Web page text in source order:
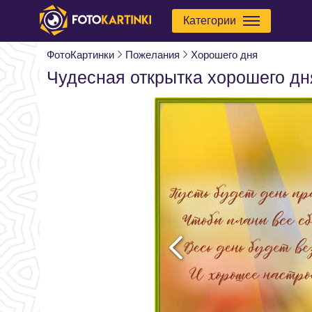
Категории
ФотоКартинки Пожелания Хорошего дня
Чудесная открытка хорошего